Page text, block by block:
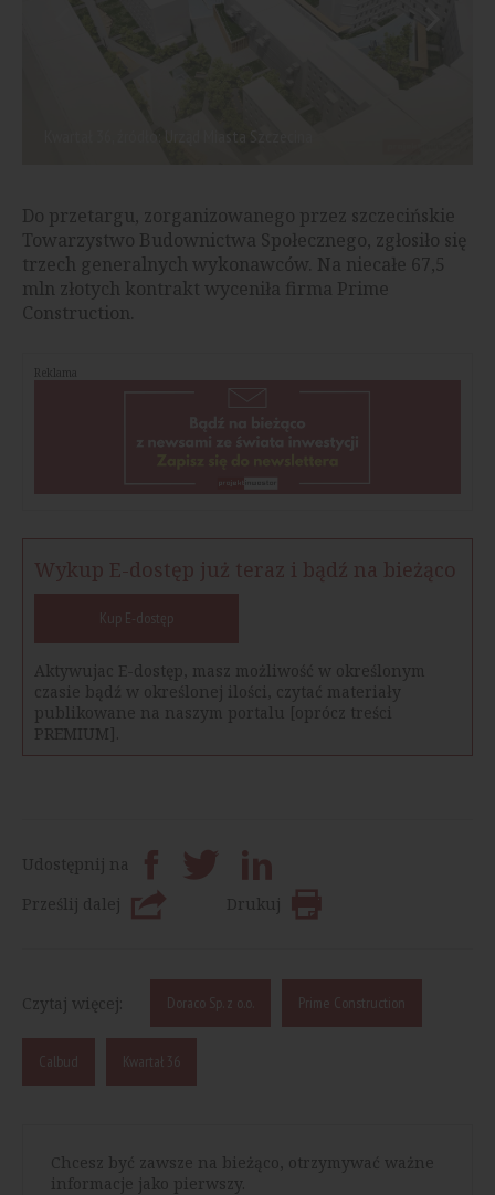
Do przetargu, zorganizowanego przez szczecińskie
Towarzystwo Budownictwa Społecznego, zgłosiło się
trzech generalnych wykonawców. Na niecałe 67,5
mln złotych kontrakt wyceniła firma Prime
Construction.
Reklama
Wykup E-dostęp już teraz i bądź na bieżąco
Kup E-dostęp
Aktywujac E-dostęp, masz możliwość w określonym
czasie bądź w określonej ilości, czytać materiały
publikowane na naszym portalu [oprócz treści
PREMIUM].
Udostępnij na
Prześlij dalej
Drukuj
Czytaj więcej: Doraco Sp. z o.o. Prime Construction
Calbud Kwartał 36
Chcesz być zawsze na bieżąco, otrzymywać ważne
informacje jako pierwszy.